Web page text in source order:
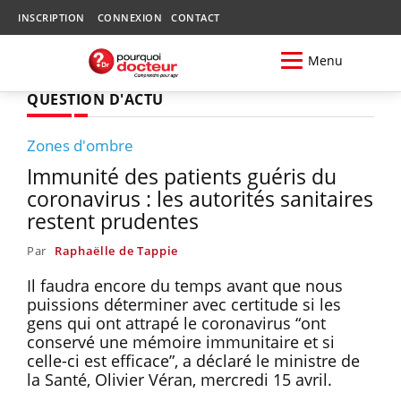
INSCRIPTION CONNEXION CONTACT
Menu
QUESTION D'ACTU
Zones d'ombre
Immunité des patients guéris du
coronavirus : les autorités sanitaires
restent prudentes
Par Raphaëlle de Tappie
Il faudra encore du temps avant que nous
puissions déterminer avec certitude si les
gens qui ont attrapé le coronavirus “ont
conservé une mémoire immunitaire et si
celle-ci est efficace”, a déclaré le ministre de
la Santé, Olivier Véran, mercredi 15 avril.